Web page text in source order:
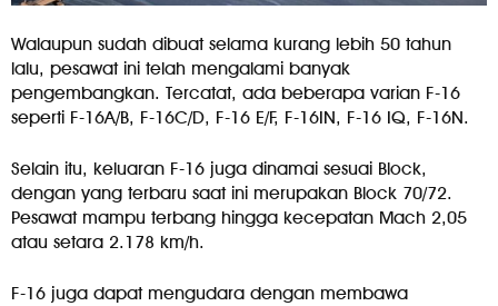
Walaupun sudah dibuat selama kurang lebih 50 tahun
lalu, pesawat ini telah mengalami banyak
pengembangkan. Tercatat, ada beberapa varian F-16
seperti F-16A/B, F-16C/D, F-16 E/F, F-16IN, F-16 IQ, F-16N.
Selain itu, keluaran F-16 juga dinamai sesuai Block,
dengan yang terbaru saat ini merupakan Block 70/72.
Pesawat mampu terbang hingga kecepatan Mach 2,05
atau setara 2.178 km/h.
F-16 juga dapat mengudara dengan membawa